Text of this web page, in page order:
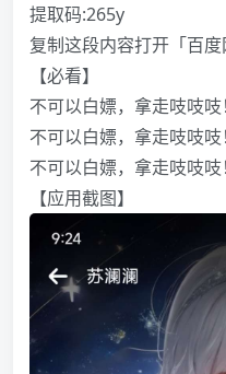
提取码:265y
复制这段内容打开「百度
【必看】
不可以白嫖，拿走吱吱吱
不可以白嫖，拿走吱吱吱
不可以白嫖，拿走吱吱吱
【应用截图】